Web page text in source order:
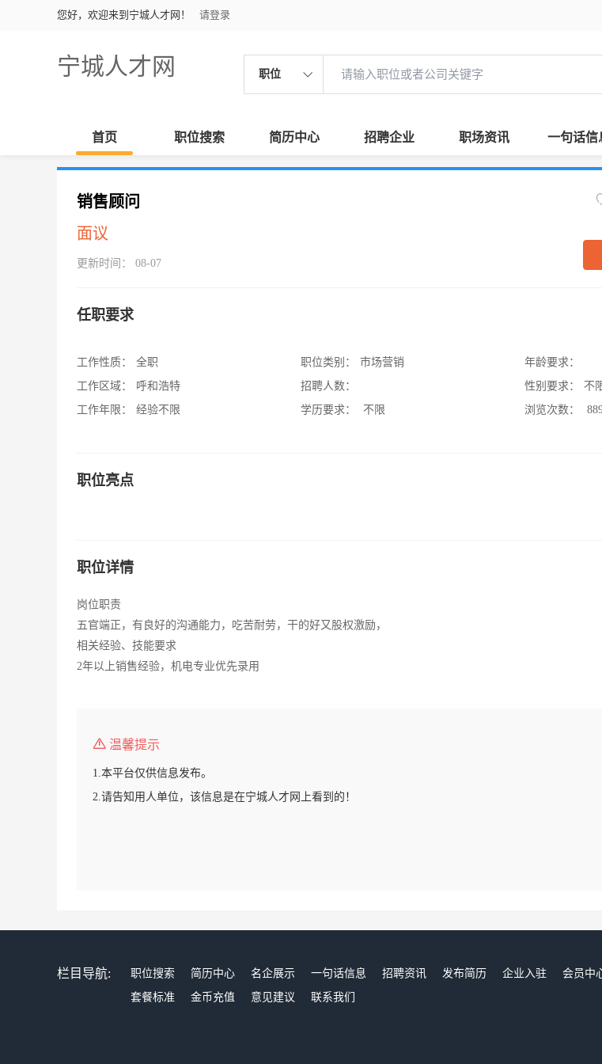
您好，欢迎来到宁城人才网！ 请登录
宁城人才网 职位
首页 职位搜索 简历中心 招聘企业 职场资讯 一句话信
销售顾问
面议
更新时间： 08-07
任职要求
工作性质：
全职
工作区域：
呼和浩特
工作年限：
经验不限
职位类别：
市场营销
招聘人数：
学历要求：
不限
年龄要求：
性别要求：
不
浏览次数：
职位亮点
职位详情
岗位职责
五官端正，有良好的沟通能力，吃苦耐劳，干的好又股权激励，
相关经验、技能要求
2年以上销售经验，机电专业优先录用
温馨提示
1.本平台仅供信息发布。
2.请告知用人单位，该信息是在宁城人才网上看到的！
栏目导航: 职位搜索 简历中心 名企展示 一句话信息 招聘资讯 发布简历 企业入驻 会员中
套餐标准
金币充值 意见建议 联系我们